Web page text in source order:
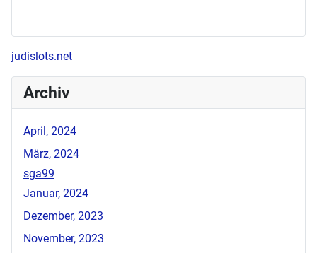
judislots.net
Archiv
April, 2024
März, 2024
sga99
Januar, 2024
Dezember, 2023
November, 2023